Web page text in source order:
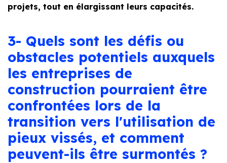
projets, tout en élargissant leurs capacités.
3- Quels sont les défis ou
obstacles potentiels auxquels
les entreprises de
construction pourraient être
confrontées lors de la
transition vers l'utilisation de
pieux vissés, et comment
peuvent-ils être surmontés ?